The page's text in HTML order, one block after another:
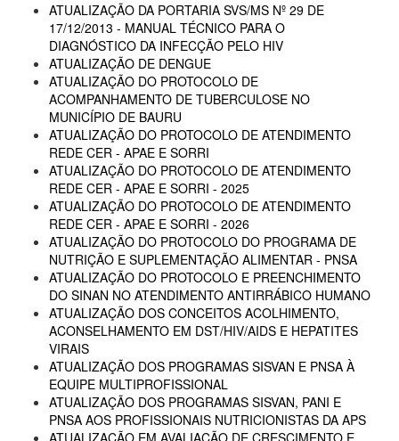
ATUALIZAÇÃO DA PORTARIA SVS/MS Nº 29 DE
17/12/2013 - MANUAL TÉCNICO PARA O
DIAGNÓSTICO DA INFECÇÃO PELO HIV
ATUALIZAÇÃO DE DENGUE
ATUALIZAÇÃO DO PROTOCOLO DE
ACOMPANHAMENTO DE TUBERCULOSE NO
MUNICÍPIO DE BAURU
ATUALIZAÇÃO DO PROTOCOLO DE ATENDIMENTO
REDE CER - APAE E SORRI
ATUALIZAÇÃO DO PROTOCOLO DE ATENDIMENTO
REDE CER - APAE E SORRI - 2025
ATUALIZAÇÃO DO PROTOCOLO DE ATENDIMENTO
REDE CER - APAE E SORRI - 2026
ATUALIZAÇÃO DO PROTOCOLO DO PROGRAMA DE
NUTRIÇÃO E SUPLEMENTAÇÃO ALIMENTAR - PNSA
ATUALIZAÇÃO DO PROTOCOLO E PREENCHIMENTO
DO SINAN NO ATENDIMENTO ANTIRRÁBICO HUMANO
ATUALIZAÇÃO DOS CONCEITOS ACOLHIMENTO,
ACONSELHAMENTO EM DST/HIV/AIDS E HEPATITES
VIRAIS
ATUALIZAÇÃO DOS PROGRAMAS SISVAN E PNSA À
EQUIPE MULTIPROFISSIONAL
ATUALIZAÇÃO DOS PROGRAMAS SISVAN, PANI E
PNSA AOS PROFISSIONAIS NUTRICIONISTAS DA APS
ATUALIZAÇÃO EM AVALIAÇÃO DE CRESCIMENTO E